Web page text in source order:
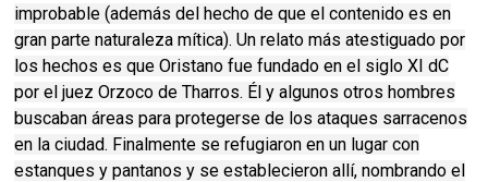
improbable (además del hecho de que el contenido es en
gran parte naturaleza mítica). Un relato más atestiguado por
los hechos es que Oristano fue fundado en el siglo XI dC
por el juez Orzoco de Tharros. Él y algunos otros hombres
buscaban áreas para protegerse de los ataques sarracenos
en la ciudad. Finalmente se refugiaron en un lugar con
estanques y pantanos y se establecieron allí, nombrando el